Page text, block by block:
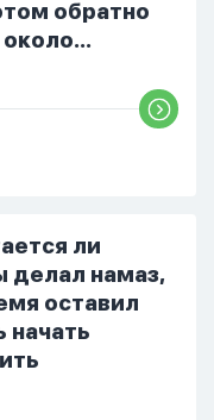
обратно
снова
мне плохо.
Мне
случилось. И
Затем
ли
делал намаз,
оставил
начать